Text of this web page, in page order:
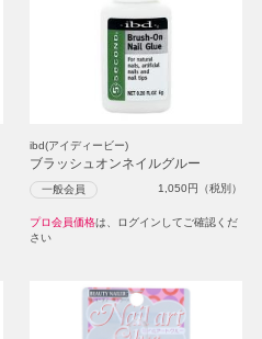
ibd(アイディービー)
ブラッシュオンネイルグルー
一般会員 1,050円（税別）
プロ会員価格は、ログインしてご確認くだ
さい